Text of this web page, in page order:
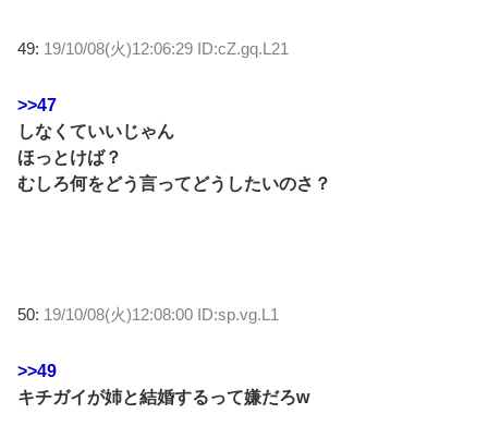
49: 19/10/08(火)12:06:29 ID:cZ.gq.L21
>>47
しなくていいじゃん
ほっとけば？
むしろ何をどう言ってどうしたいのさ？
50: 19/10/08(火)12:08:00 ID:sp.vg.L1
>>49
キチガイが姉と結婚するって嫌だろw